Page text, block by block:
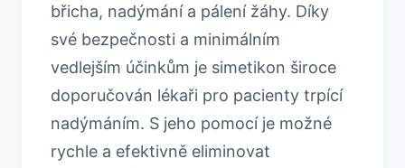
břicha, nadýmání a pálení žáhy. Díky
své bezpečnosti a minimálním
vedlejším účinkům je simetikon široce
doporučován lékaři pro pacienty trpící
nadýmáním. S jeho pomocí je možné
rychle a efektivně eliminovat